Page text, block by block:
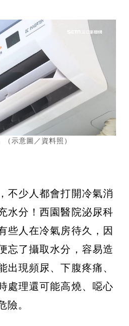
示意圖／資料照）
不少人都會打開冷氣消
水分！西園醫院泌尿科
些人在冷氣房待久，因
忘了攝取水分，容易造
出現頻尿、下腹疼痛、
處理還可能高燒、噁心
險。